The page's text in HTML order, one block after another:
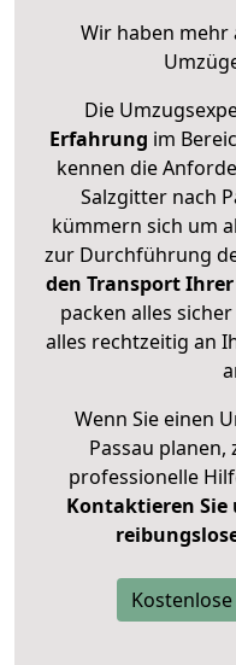
Wir haben mehr
Die
Erfahrung im
kennen die
Salzgitter nach
kümmern sich um
zur Durchführung
den Transport
packen alles
alles rechtzeitig an
Wenn Sie einen
Passau
professionelle
Kontaktieren Sie